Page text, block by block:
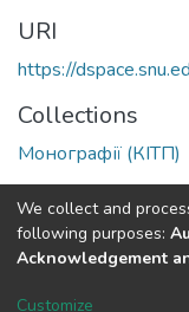
URI
https://
Collections
Монографії (КІТП)
Full item page
Dspace &
We collect and
following purposes:
Acknowledgement
Customize